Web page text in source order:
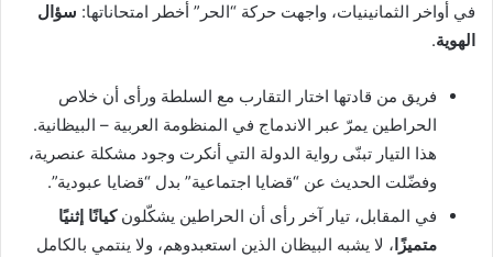
في أواخر الثمانينيات، واجهت حركة “الحر” أخطر امتحاناتها: سؤال
الهوية.
فريق من قادتها اختار التقارب مع السلطة ورأى أن خلاص
الحراطين يمرّ عبر الاندماج في المنظومة العربية – البيظانية.
هذا التيار تبنّى رواية الدولة التي أنكرت وجود مشكلة عنصرية،
وفضّلت الحديث عن “قضايا اجتماعية” بدل “قضايا عبودية”.
في المقابل، تيار آخر رأى أن الحراطين يشكّلونكيانًا إثنيًا
متميزًا، لا يشبه البيظان الذين استعبدوهم، ولا ينتمي بالكامل